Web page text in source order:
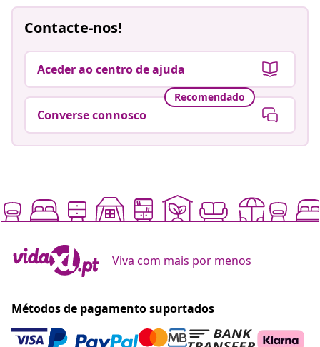
Contacte-nos!
Aceder ao centro de ajuda
Recomendado
Converse connosco
Viva com mais por menos
Métodos de pagamento suportados